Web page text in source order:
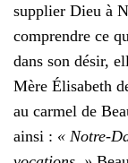
supplier Dieu à
comprendre ce
dans son désir,
Mère Élisabeth
au carmel de
ainsi : « Notre-